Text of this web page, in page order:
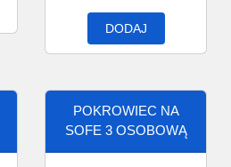
DODAJ
POKROWIEC NA
SOFE 3 OSOBOWĄ